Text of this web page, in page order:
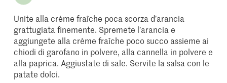
Unite alla crème fraîche poca scorza d’arancia
grattugiata finemente. Spremete l’arancia e
aggiungete alla crème fraîche poco succo assieme ai
chiodi di garofano in polvere, alla cannella in polvere e
alla paprica. Aggiustate di sale. Servite la salsa con le
patate dolci.